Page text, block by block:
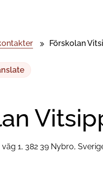
Förskolan
väg 1, 382 39 Nybro,